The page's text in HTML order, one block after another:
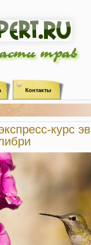
трав
Контакты
курс